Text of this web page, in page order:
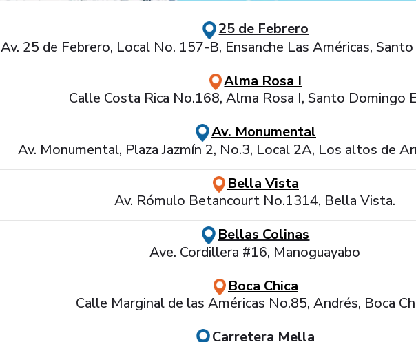
25 de Febrero
Av. 25 de Febrero, Local No. 157-B, Ensanche Las Américas,
Alma Rosa I
Calle Costa Rica No.168, Alma Rosa I, Santo Domingo
Av. Monumental
Av. Monumental, Plaza Jazmín 2, No.3, Local 2A, Los altos de
Bella Vista
Av. Rómulo Betancourt No.1314, Bella Vista.
Bellas Colinas
Ave. Cordillera #16, Manoguayabo
Boca Chica
Calle Marginal de las Américas No.85, Andrés, Boca
Carretera Mella